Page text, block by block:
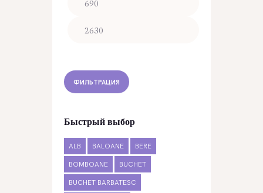
ФИЛЬТРАЦИЯ
Быстрый выбор
ALB BALOANE BERE
BOMBOANE BUCHET
BUCHET BARBATESC